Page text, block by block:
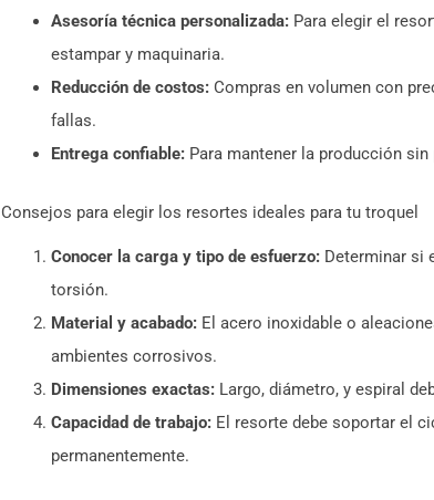
Asesoría técnica personalizada:Para elegir el
estampar y maquinaria.
Reducción de costos:Compras en volumen con
fallas.
Entrega confiable:Para mantener la producción sin
Consejos para elegir los resortes ideales para tu troquel
Conocer la carga y tipo de esfuerzo:Determinar si
torsión.
Material y acabado:El acero inoxidable o
ambientes corrosivos.
Dimensiones exactas:Largo, diámetro, y espiral
Capacidad de trabajo:El resorte debe soportar el
permanentemente.